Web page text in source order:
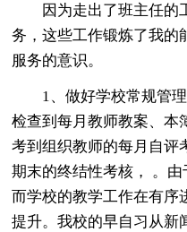
因为走出了班主任的
务，这些工作锻炼了我的
服务的意识。
1、做好学校常规管理
检查到每月教师教案、本
考到组织教师的每月自评
期末的终结性考核， 。
而学校的教学工作在有序
提升。我校的早自习从新